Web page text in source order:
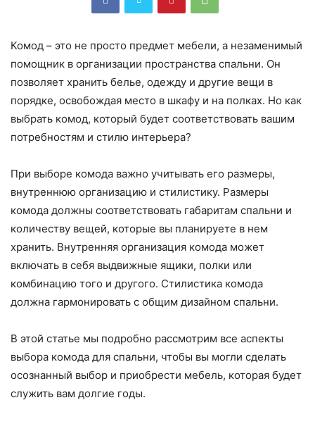
Комод – это не просто предмет мебели, а незаменимый
помощник в организации пространства спальни. Он
позволяет хранить белье, одежду и другие вещи в
порядке, освобождая место в шкафу и на полках. Но как
выбрать комод, который будет соответствовать вашим
потребностям и стилю интерьера?
При выборе комода важно учитывать его размеры,
внутреннюю организацию и стилистику. Размеры
комода должны соответствовать габаритам спальни и
количеству вещей, которые вы планируете в нем
хранить. Внутренняя организация комода может
включать в себя выдвижные ящики, полки или
комбинацию того и другого. Стилистика комода
должна гармонировать с общим дизайном спальни.
В этой статье мы подробно рассмотрим все аспекты
выбора комода для спальни, чтобы вы могли сделать
осознанный выбор и приобрести мебель, которая будет
служить вам долгие годы.